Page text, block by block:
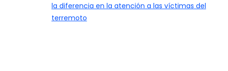
la diferencia en la atención a las víctimas del
terremoto